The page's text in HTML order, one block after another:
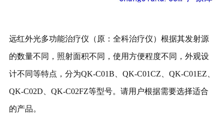
远红外光多功能治疗仪（原：全科治疗仪）根据其发射源
的数量不同，照射面积不同，使用方便程度不同，外观设
计不同等特点，分为QK-C01B、QK-C01CZ、QK-C01EZ、
QK-C02D、QK-C02FZ等型号。请用户根据需要选择适合
的产品。